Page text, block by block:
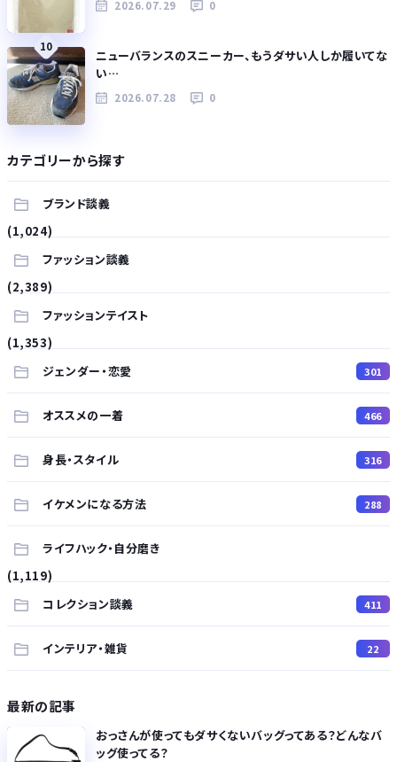
2026.07.29 0
10
ニューバランスのスニーカー、もうダサい人しか履いてな
い…
2026.07.28 0
カテゴリーから探す
ブランド談義
(1,024)
ファッション談義
(2,389)
ファッションテイスト
(1,353)
ジェンダー・恋愛
301
オススメの一着 466
身長・スタイル 316
イケメンになる方法 288
ライフハック・自分磨き
(1,119)
コレクション談義
411
インテリア・雑貨 22
最新の記事
おっさんが使ってもダサくないバッグってある？どんなバ
ッグ使ってる？